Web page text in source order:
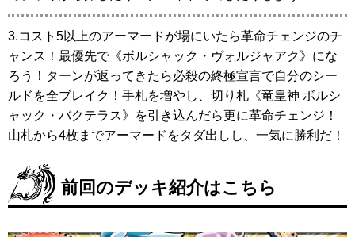
3.コスト5以上のアーマードが場にいたら革命チェンジのチ
ャンス！最優先で《ボルシャック・ヴォルジャアク》 にな
ろう！ターンが返ってきたら必殺の終極宣言で自分のシー
ルドを全ブレイク！手札を増やし、切り札 《竜皇神 ボルシ
ャック・バクテラス》
を引き込んだら更に革命チェンジ！
山札から4枚までアーマードをタダ出しし、一気に勝利だ！
前回のデッキ紹介はこちら